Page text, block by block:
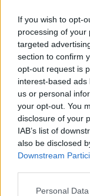
If you wish to opt-
processing of your
targeted
section to confirm
opt-out request is
interest-based
us or personal
your opt-out. You
disclosure of your
IAB’s list of
also be disclosed
Downstream
Personal
Επιλέξτε
Στην αγορά
τεράστια
γεύσεις,
μυρωδικές,
επιπλέον
Η καπνιστή
provolone
γεύση που
ένα
δίνουν